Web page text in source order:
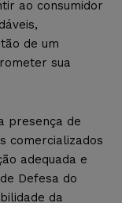
ao consumidor
de um
sua
presença de
comercializados
adequada e
Defesa do
da